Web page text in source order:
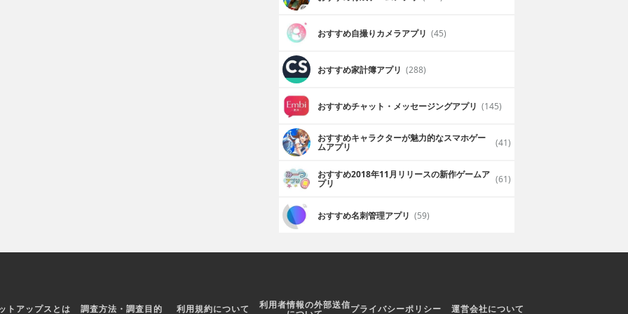
おすすめ自撮りカメラアプリ (45)
おすすめ家計簿アプリ (288)
おすすめチャット・メッセージングアプリ (145)
おすすめキャラクターが魅力的なスマホゲー
ムアプリ (41)
おすすめ2018年11月リリースの新作ゲームア
プリ (61)
おすすめ名刺管理アプリ (59)
トアップスとは 調査方法・調査目的 利用規約について 利用者情報の外部送信プライバシーポリシー 運営会社について